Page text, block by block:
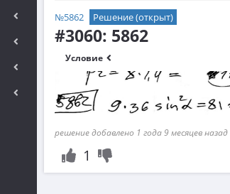
№5862 Решение (открыт)
#3060: 5862
Условие
решение добавлено 1 года 9 месяцев назад
1